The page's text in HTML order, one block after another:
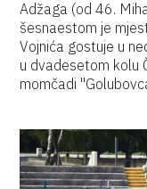
Adžaga (od 46.
šesnaestom je
Vojnića gostuje u
u dvadesetom kolu
momčadi